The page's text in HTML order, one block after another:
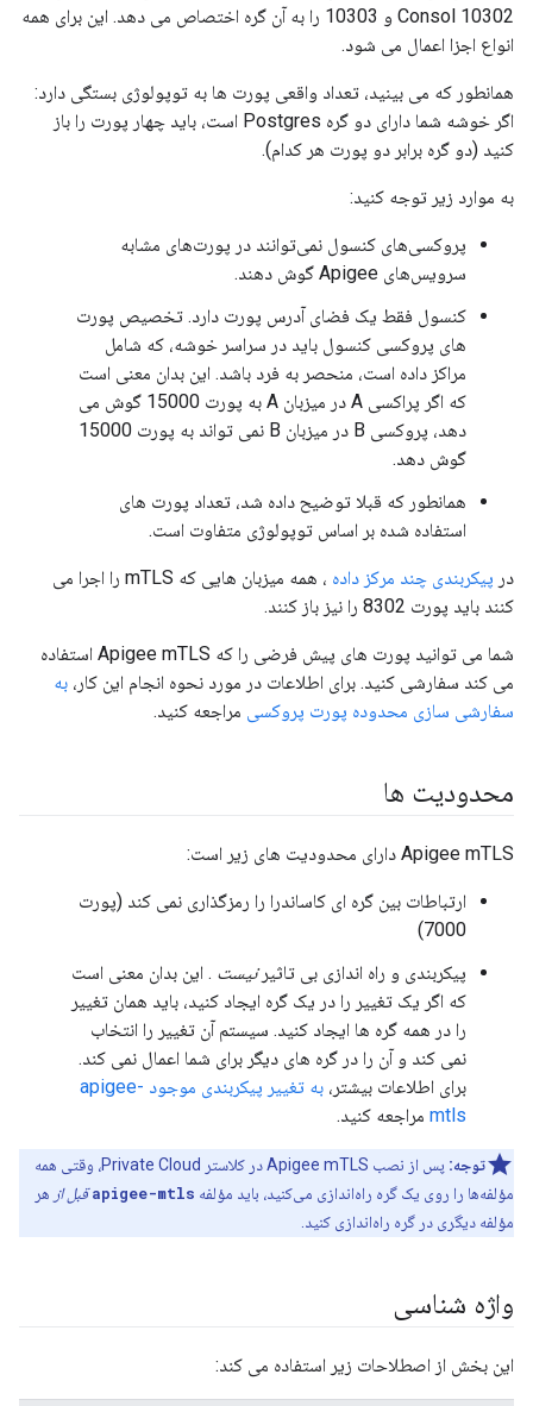
Consol 10302 و 10303 را به آن گره اختصاص می دهد. این برای همه
انواع اجزا اعمال می شود.
همانطور که می بینید، تعداد واقعی پورت ها به توپولوژی بستگی دارد:
اگر خوشه شما دارای دو گره Postgres است، باید چهار پورت را باز
کنید (دو گره برابر دو پورت هر کدام).
به موارد زیر توجه کنید:
پروکسی‌های کنسول نمی‌توانند در پورت‌های مشابه
سرویس‌های Apigee گوش دهند.
کنسول فقط یک فضای آدرس پورت دارد. تخصیص پورت
های پروکسی کنسول باید در سراسر خوشه، که شامل
مراکز داده است، منحصر به فرد باشد. این بدان معنی است
که اگر پراکسی A در میزبان A به پورت 15000 گوش می
دهد، پروکسی B در میزبان B نمی تواند به پورت 15000
گوش دهد.
همانطور که قبلا توضیح داده شد، تعداد پورت های
استفاده شده بر اساس توپولوژی متفاوت است.
در پیکربندی چند مرکز داده
، همه میزبان هایی که mTLS را اجرا می
کنند باید پورت 8302 را نیز باز کنند.
شما می توانید پورت های پیش فرضی را که Apigee mTLS استفاده
می کند سفارشی کنید. برای اطلاعات در مورد نحوه انجام این کار، به
سفارشی سازی محدوده پورت پروکسی
مراجعه کنید.
محدودیت ها
Apigee mTLS دارای محدودیت های زیر است:
ارتباطات بین گره ای کاساندرا را رمزگذاری نمی کند (پورت
7000)
پیکربندی و راه اندازی بی تاثیرنیست . این بدان معنی است
که اگر یک تغییر را در یک گره ایجاد کنید، باید همان تغییر
را در همه گره ها ایجاد کنید. سیستم آن تغییر را انتخاب
نمی کند و آن را در گره های دیگر برای شما اعمال نمی کند.
برای اطلاعات بیشتر،
به تغییر پیکربندی موجود apigee-
mtls مراجعه کنید.
توجه:
پس از نصب Apigee mTLS در کلاستر Private Cloud، وقتی همه
مؤلفه‌ها را روی یک گره راه‌اندازی می‌کنید، باید مؤلفه apigee-mtls قبل از هر
مؤلفه دیگری در گره راه‌اندازی کنید.
واژه شناسی
این بخش از اصطلاحات زیر استفاده می کند: